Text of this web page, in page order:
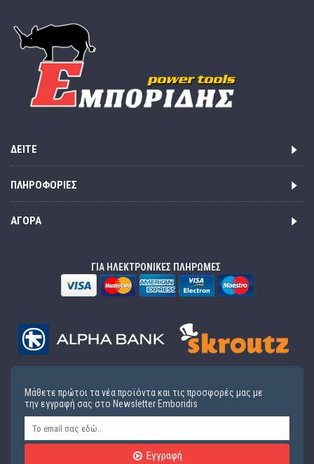
ΔΕΊΤΕ
ΠΛΗΡΟΦΟΡΊΕΣ
ΑΓΟΡΆ
ΓΙΑ ΗΛΕΚΤΡΟΝΙΚΕΣ ΠΛΗΡΩΜΕΣ
Μάθετε πρώτοι τα νέα προϊόντα και τις προσφορές μας με
την εγγραφή σας στο Newsletter Emboridis
Εγγραφή